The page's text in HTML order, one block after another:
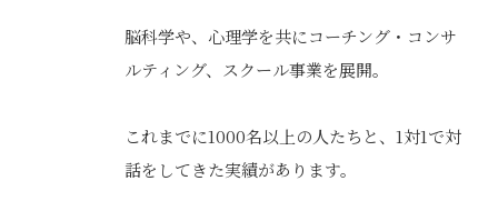
脳科学や、心理学を共にコーチング・コンサ
ルティング、スクール事業を展開。
これまでに1000名以上の人たちと、1対1で対
話をしてきた実績があります。